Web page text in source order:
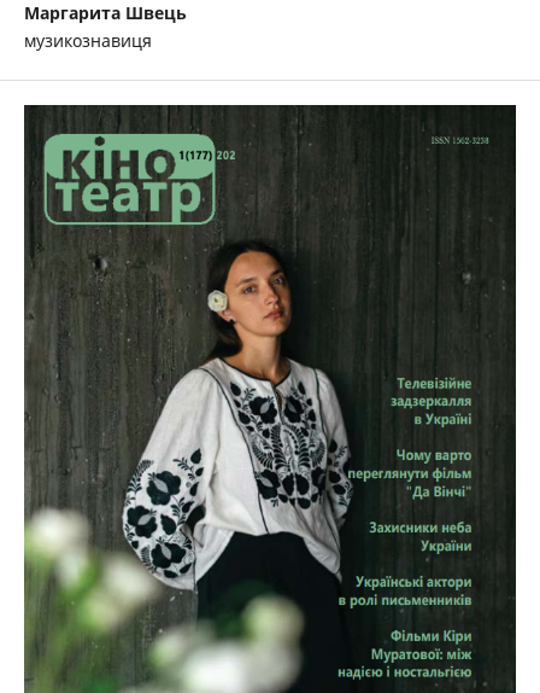
Маргарита Швець
музикознавиця